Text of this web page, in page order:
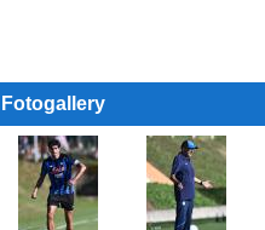
Fotogallery